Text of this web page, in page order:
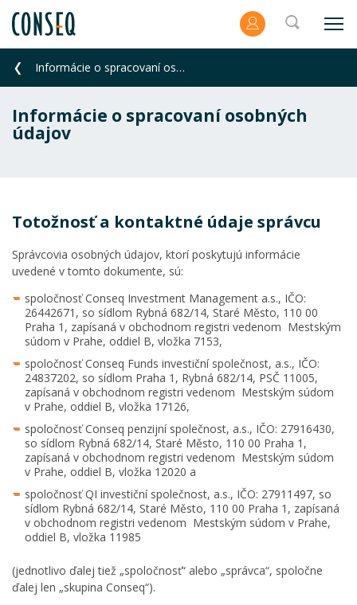
Informácie o spracovaní osobných údajov
Informácie o spracovaní osobných
údajov
Totožnosť a kontaktné údaje správcu
Správcovia osobných údajov, ktorí poskytujú informácie
uvedené v tomto dokumente, sú:
spoločnosť Conseq Investment Management a.s., IČO:
26442671, so sídlom Rybná 682/14, Staré Město, 110 00
Praha 1, zapísaná v obchodnom registri vedenom Mestským
súdom v Prahe, oddiel B, vložka 7153,
spoločnosť Conseq Funds investiční společnost, a.s., IČO:
24837202, so sídlom Praha 1, Rybná 682/14, PSČ 11005,
zapísaná v obchodnom registri vedenom Mestským súdom
v Prahe, oddiel B, vložka 17126,
spoločnosť Conseq penzijní společnost, a.s., IČO: 27916430,
so sídlom Rybná 682/14, Staré Město, 110 00 Praha 1,
zapísaná v obchodnom registri vedenom Mestským súdom
v Prahe, oddiel B, vložka 12020 a
spoločnosť QI investiční společnost, a.s., IČO: 27911497, so
sídlom Rybná 682/14, Staré Město, 110 00 Praha 1, zapísaná
v obchodnom registri vedenom Mestským súdom v Prahe,
oddiel B, vložka 11985
(jednotlivo ďalej tiež „spoločnosť“ alebo „správca“, spoločne
ďalej len „skupina Conseq“).